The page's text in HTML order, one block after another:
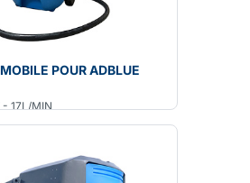
POUR ADBLUE
- 17L/MIN